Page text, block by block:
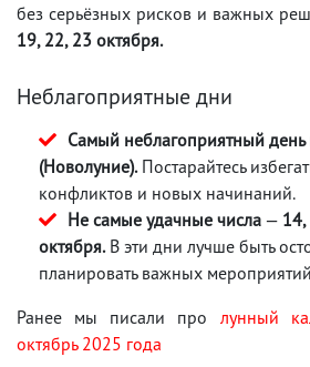
без серьёзных рисков и важных
19, 22, 23 октября.
Неблагоприятные дни
Самый неблагоприятный день
(Новолуние).Постарайтесь
конфликтов и новых начинаний.
Не самые удачные числа —
октября.В эти дни лучше быть
планировать важных
Ранее мы писали про лунный
октябрь 2025 года